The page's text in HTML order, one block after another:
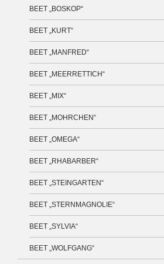
BEET „BOSKOP“
BEET „KURT“
BEET „MANFRED“
BEET „MEERRETTICH“
BEET „MIX“
BEET „MOHRCHEN“
BEET „OMEGA“
BEET „RHABARBER“
BEET „STEINGARTEN“
BEET „STERNMAGNOLIE“
BEET „SYLVIA“
BEET „WOLFGANG“